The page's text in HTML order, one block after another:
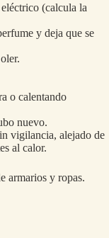
(calcula la
y deja que se
o calentando
nuevo.
vigilancia, alejado de
al calor.
armarios y ropas.